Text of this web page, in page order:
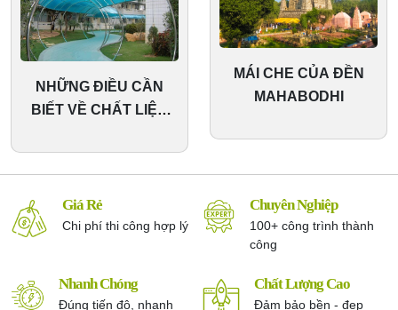
NHỮNG ĐIỀU CẦN
BIẾT VỀ CHẤT LIỆU
HIÊN
MÁI CHE CỦA ĐỀN
MAHABODHI
Giá Rẻ
Chi phí thi công hợp lý
Chuyên Nghiệp
100+ công trình thành
công
Nhanh Chóng
Đúng tiến độ, nhanh
Chất Lượng Cao
Đảm bảo bền - đẹp